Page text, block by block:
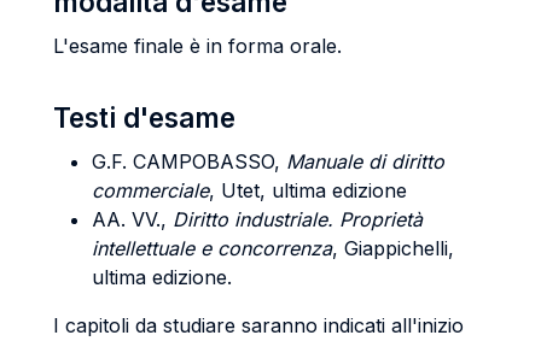
L'esame finale è in forma orale.
Testi d'esame
G.F. CAMPOBASSO, Manuale di diritto
commerciale, Utet, ultima edizione
AA. VV., Diritto industriale. Proprietà
intellettuale e concorrenza, Giappichelli,
ultima edizione.
I capitoli da studiare saranno indicati all'inizio